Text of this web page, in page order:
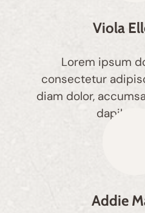
Viola
Lorem ipsum
consectetur
diam dolor,
dapibus
Addie